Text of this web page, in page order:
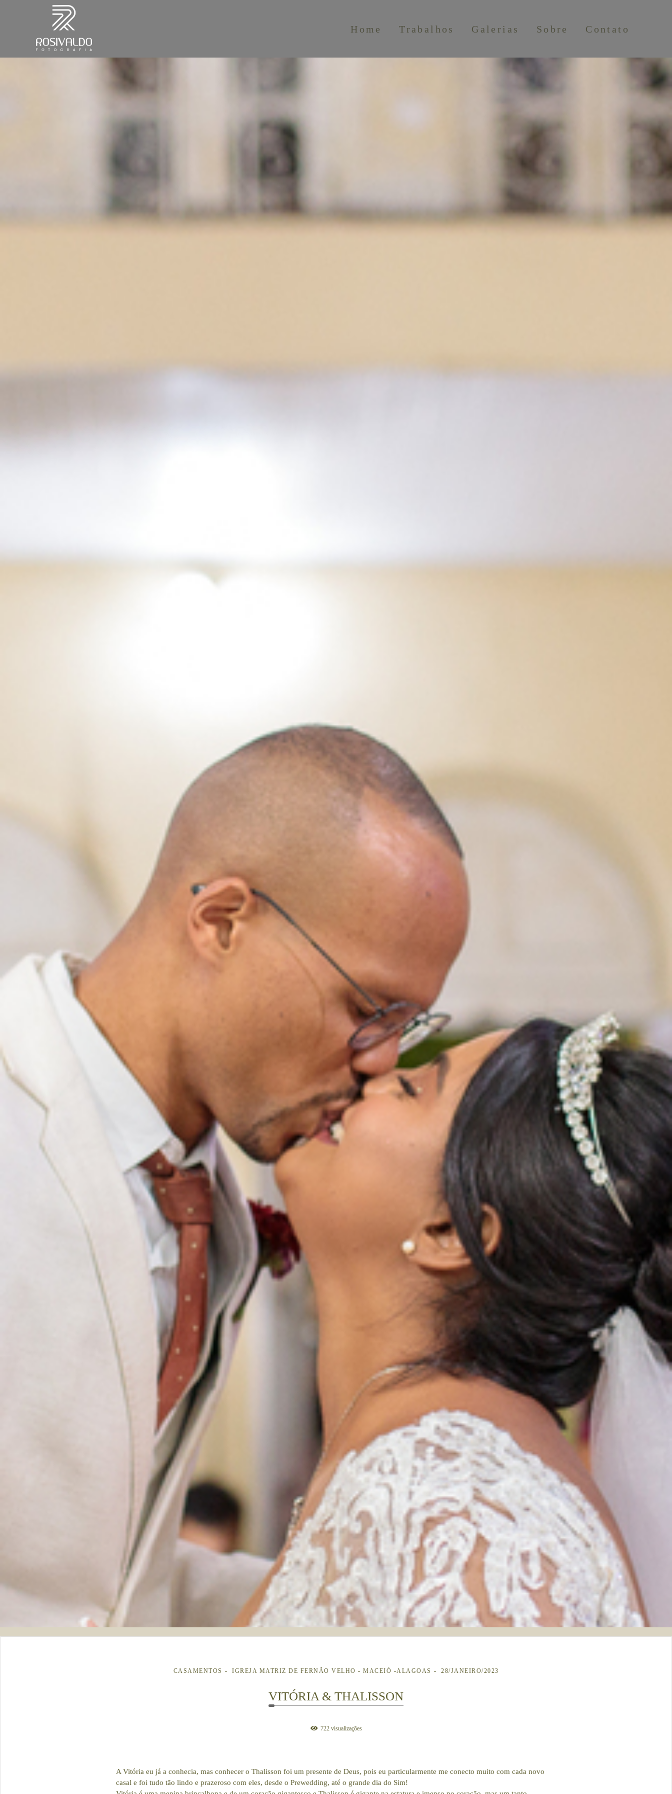
Home Trabalhos Galerias Sobre Contato
CASAMENTOS IGREJA MATRIZ DE FERNÃO VELHO - MACEIÓ -ALAGOAS 28/JANEIRO/2023
VITÓRIA & THALISSON
722visualizações
A Vitória eu já a conhecia, mas conhecer o Thalisson foi um presente de Deus, pois eu particularmente me conecto muito com cada novo
casal e foi tudo tão lindo e prazeroso com eles, desde o Prewedding, até o grande dia do Sim!